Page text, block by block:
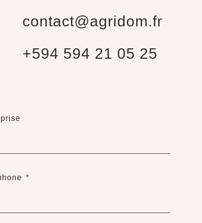
contact@agridom.fr
+594 594 21 05 25